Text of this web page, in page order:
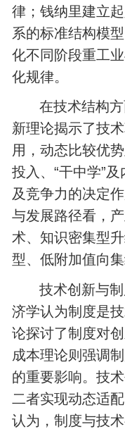
律；钱纳里建立
系的标准结构模
化不同阶段重工
化规律。
在技术结构
新理论揭示了技
用，动态比较优
投入、“干中学”
及竞争力的决定
与发展路径看，
术、知识密集型
型、低附加值向
技术创新与
济学认为制度是
论探讨了制度对
成本理论则强调
的重要影响。技
二者实现动态适
认为，制度与技